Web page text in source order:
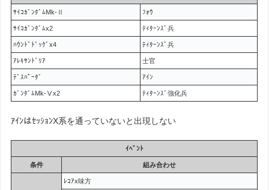
ｻｲｺｶﾞﾝﾀﾞﾑMk-Ⅱ ﾌｫｳ
ｻｲｺｶﾞﾝﾀﾞﾑx2 ﾃｨﾀｰﾝｽﾞ兵
ﾊｳﾝﾄﾞﾄﾞｯｸﾞx4 ﾃｨﾀｰﾝｽﾞ兵
ｱﾚｷｻﾝﾄﾞﾘｱ 士官
ﾃﾞｽﾊﾟｰﾀﾞ ｱｲﾝ
ｶﾞﾝﾀﾞﾑMk-Ⅴx2 ﾃｨﾀｰﾝｽﾞ強化兵
ｱｲﾝはｾｯｼｮﾝX系を通っていないと出現しない
ｲﾍﾞﾝﾄ
条件 組み合わせ
ﾚｺｱx味方